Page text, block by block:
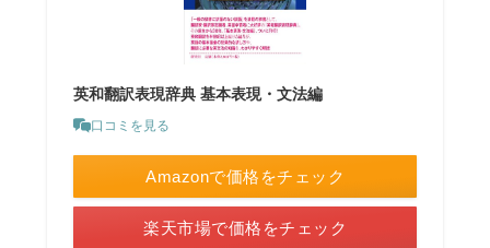
英和翻訳表現辞典 基本表現・文法編
口コミを見る
Amazonで価格をチェック
楽天市場で価格をチェック